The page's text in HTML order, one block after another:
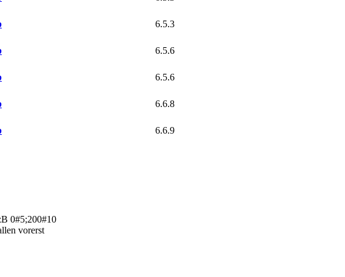
6.5.3
6.5.6
6.5.6
6.6.8
6.6.9
0#5;200#10
vorerst